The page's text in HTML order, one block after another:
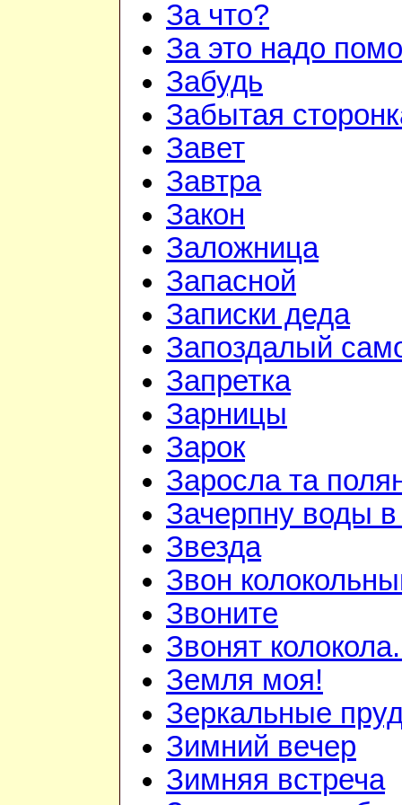
За что?
За это надо
Забудь
Забытая
Завет
Завтра
Закон
Заложница
Запасной
Записки деда
Запоздалый
Запретка
Зарницы
Зарок
Заросла та
Зачерпну воды
Звезда
Звон
Звоните
Звонят
Земля моя!
Зеркальные
Зимний вечер
Зимняя встреча